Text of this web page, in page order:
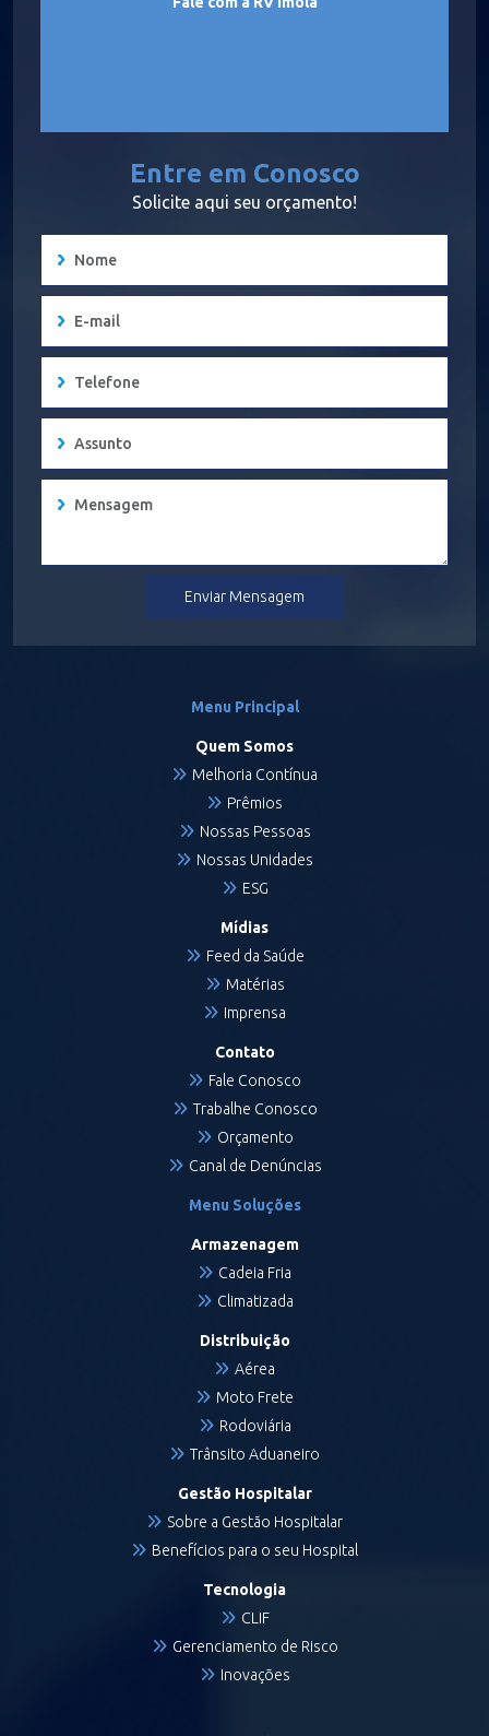
Entre em Conosco
Solicite aqui seu orçamento!
Enviar Mensagem
Menu Principal
Quem Somos
Melhoria Contínua
Prêmios
Nossas Pessoas
Nossas Unidades
ESG
Mídias
Feed da Saúde
Matérias
Imprensa
Contato
Fale Conosco
Trabalhe Conosco
Orçamento
Canal de Denúncias
Menu Soluções
Armazenagem
Cadeia Fria
Climatizada
Distribuição
Aérea
Moto Frete
Rodoviária
Trânsito Aduaneiro
Gestão Hospitalar
Sobre a Gestão Hospitalar
Benefícios para o seu Hospital
Tecnologia
CLIF
Gerenciamento de Risco
Inovações